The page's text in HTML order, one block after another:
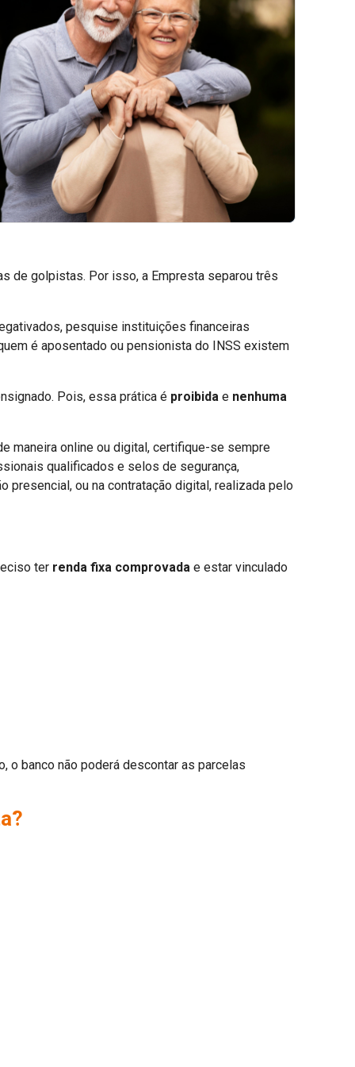
de golpistas. Por isso, a Empresta separou três
pesquise instituições financeiras
é aposentado ou pensionista do INSS existem
Pois, essa prática é proibida e nenhuma
maneira online ou digital, certifique-se sempre
qualificados e selos de segurança,
presencial, ou na contratação digital, realizada pelo
ter renda fixa comprovada e estar vinculado
o banco não poderá descontar as parcelas